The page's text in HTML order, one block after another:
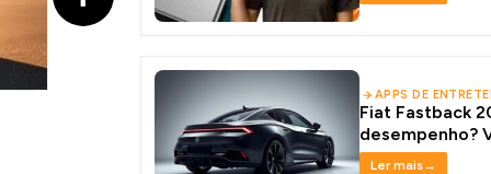
APPS DE
Fiat Fastback
desempenho?
Ler mais→